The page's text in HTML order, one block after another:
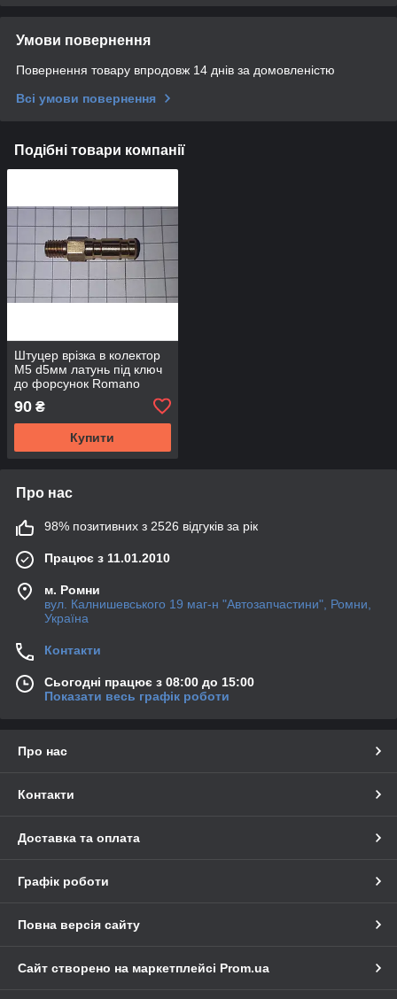
Умови повернення
Повернення товару впродовж 14 днів за домовленістю
Всі умови повернення
Подібні товари компанії
Штуцер врізка в колектор
М5 d5мм латунь під ключ
до форсунок Romano
90 ₴
Купити
Про нас
98% позитивних з 2526 відгуків за рік
Працює з 11.01.2010
м. Ромни
вул. Калнишевського 19 маг-н "Автозапчастини", Ромни,
Україна
Контакти
Сьогодні працює з 08:00 до 15:00
Показати весь графік роботи
Про нас
Контакти
Доставка та оплата
Графік роботи
Повна версія сайту
Сайт створено на маркетплейсі Prom.ua